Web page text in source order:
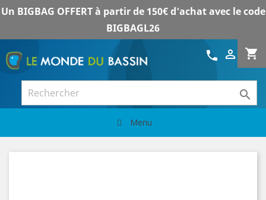
Un BIGBAG OFFERT à partir de 150€ d'achat avec le code
BIGBAGL26
shopping_cart

call

Menu